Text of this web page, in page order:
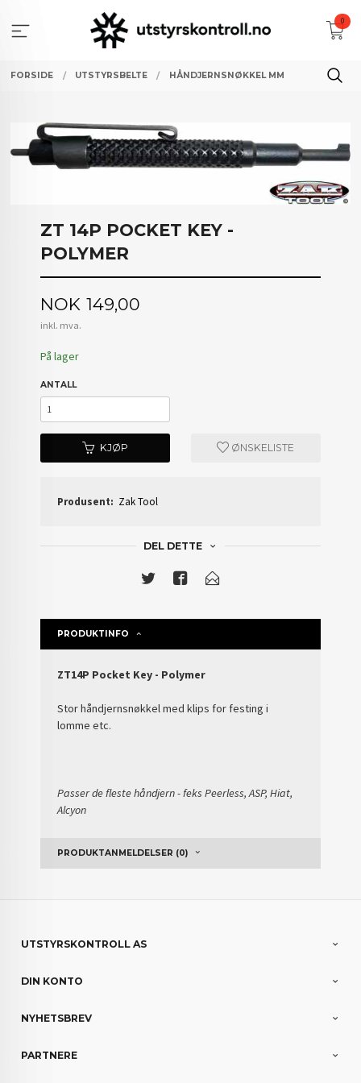
innholdet
0
FORSIDE UTSTYRSBELTE HÅNDJERNSNØKKEL MM
ZT 14P POCKET KEY -
POLYMER
Pris
NOK 149,00
inkl. mva.
På lager
ANTALL
KJØP ØNSKELISTE
Produsent: Zak Tool
DEL DETTE
PRODUKTINFO
ZT14P Pocket Key - Polymer
Stor håndjernsnøkkel med klips for festing i
lomme etc.
Passer de fleste håndjern - feks Peerless, ASP, Hiat,
Alcyon
PRODUKTANMELDELSER (0)
UTSTYRSKONTROLL AS
DIN KONTO
NYHETSBREV
PARTNERE